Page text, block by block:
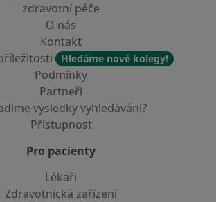
zdravotní péče
O nás
Kontakt
Hledáme nové kolegy!
Podmínky
Partneři
výsledky vyhledávání?
Přístupnost
Pro pacienty
Lékaři
Zdravotnická zařízení